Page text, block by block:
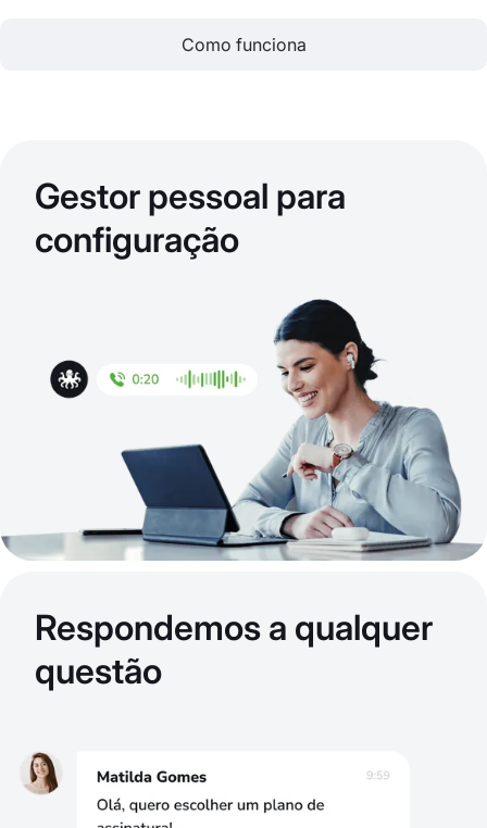
Como funciona
Gestor pessoal para
configuração
Respondemos a qualquer
questão